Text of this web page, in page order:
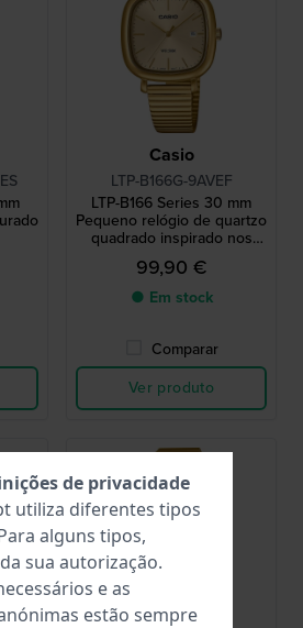
Casio
LTP-B166G-9AVEF
LTP-B166 Series 30 mm
Pequeno relógio de quartzo
quadrado inspirado nos
anos 70 com data
99,90 €
● Em stock
Comparar
Ver produto
de privacidade
utiliza diferentes tipos
alguns tipos,
sua autorização.
e as
estão sempre